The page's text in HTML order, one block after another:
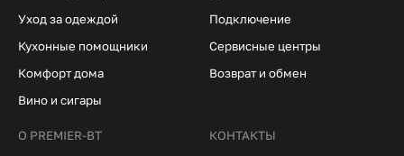
Уход за одеждой
Кухонные помощники
Комфорт дома
Вино и сигары
Подключение
Сервисные центры
Возврат и обмен
О PREMIER-BT КОНТАКТЫ